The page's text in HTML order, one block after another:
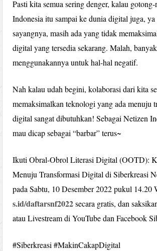
Pasti kita semua sering denger, kalau
Indonesia itu sampai ke dunia digital juga, ya
sayangnya, masih ada yang tidak
digital yang tersedia sekarang. Malah,
menggunakannya untuk hal-hal negatif.
Nah kalau udah begini, kolaborasi dari kita
memaksimalkan teknologi yang ada menuju
digital sangat dibutuhkan! Sebagai Netizen
mau dicap sebagai “barbar” terus~
Ikuti Obral-Obrol Literasi Digital (OOTD):
Menuju Transformasi Digital di Siberkreasi
pada Sabtu, 10 Desember 2022 pukul
s.id/daftarsnf2022secara gratis, dan
atau Livestream di YouTube dan Facebook
#Siberkreasi #MakinCakapDigital